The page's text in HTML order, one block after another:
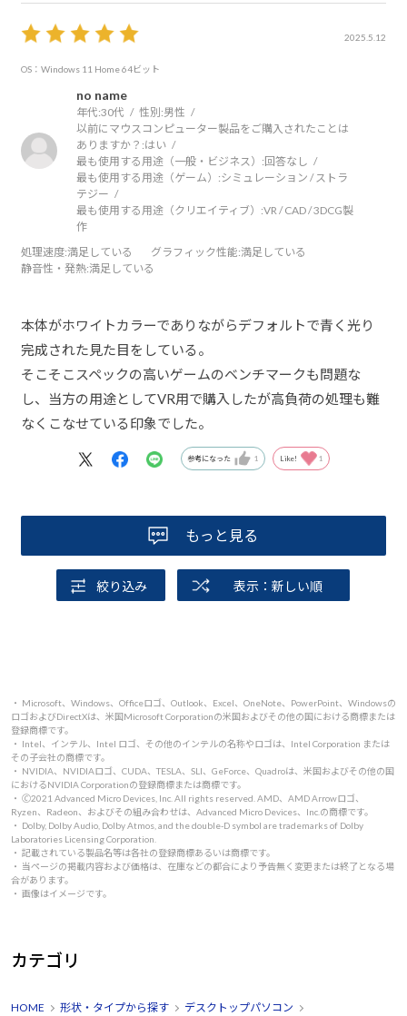
2025.5.12
OS：Windows 11 Home 64ビット
no name
年代:30代 性別:男性
以前にマウスコンピューター製品をご購入されたことは
ありますか？:はい
最も使用する用途（一般・ビジネス）:回答なし
最も使用する用途（ゲーム）:シミュレーション / ストラ
テジー
最も使用する用途（クリエイティブ）:VR / CAD / 3DCG製
作
処理速度:満足している グラフィック性能:満足している
静音性・発熱:満足している
本体がホワイトカラーでありながらデフォルトで青く光り
完成された見た目をしている。
そこそこスペックの高いゲームのベンチマークも問題な
し、当方の用途としてVR用で購入したが高負荷の処理も難
なくこなせている印象でした。
参考になった 1 Like! 1
もっと見る
絞り込み 表示：新しい順
・ Microsoft、Windows、Officeロゴ、Outlook、Excel、OneNote、PowerPoint、Windowsの
ロゴおよびDirectXは、米国Microsoft Corporationの米国およびその他の国における商標または
登録商標です。
・ Intel、インテル、Intel ロゴ、その他のインテルの名称やロゴは、Intel Corporation または
その子会社の商標です。
・ NVIDIA、NVIDIAロゴ、CUDA、TESLA、SLI、GeForce、Quadroは、米国およびその他の国
におけるNVIDIA Corporationの登録商標または商標です。
・ 🄫2021 Advanced Micro Devices, Inc. All rights reserved. AMD、AMD Arrowロゴ、
Ryzen、Radeon、およびその組み合わせは、Advanced Micro Devices、Inc.の商標です。
・ Dolby, Dolby Audio, Dolby Atmos, and the double-D symbol are trademarks of Dolby
Laboratories Licensing Corporation.
・ 記載されている製品名等は各社の登録商標あるいは商標です。
・ 当ページの掲載内容および価格は、在庫などの都合により予告無く変更または終了となる場
合があります。
・ 画像はイメージです。
カテゴリ
HOME 形状・タイプから探す
デスクトップパソコン